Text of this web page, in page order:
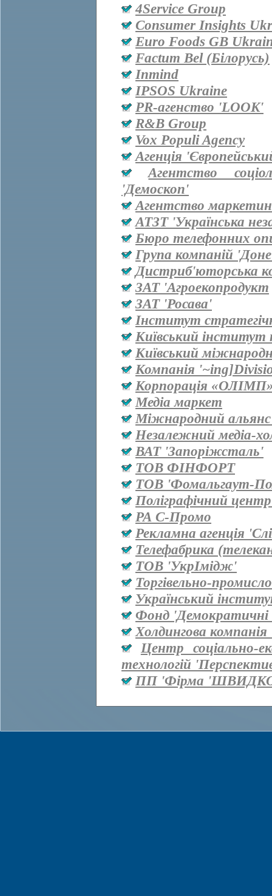
4Service Group
Consumer Insights
Euro Foods GB
Factum Bel (Білорусь)
Inmind
IPSOS Ukraine
PR-агенство 'LOOK'
R&B Group
Vox Populi Agency
Агенція
Агентство
'Демоскоп'
Агентство
АТЗТ 'Українська
Бюро телефонних
Група компаній
Дистриб'юторська
ЗАТ 'Агроекопродукт
ЗАТ 'Росава'
Інститут
Київський інститут
Київський
Компанія
Корпорація
Медіа маркет
Міжнародний
Незалежний медіа-
ВАТ 'Запоріжсталь'
ТОВ ФІНФОРТ
ТОВ 'Фомальгаут-
Поліграфічний
РА С-Промо
Рекламна агенція
Телефабрика
ТОВ 'УкрІмідж'
Торгівельно-
Український
Фонд 'Демократичні
Холдингова
Центр соціально-
технологій
ПП 'Фірма